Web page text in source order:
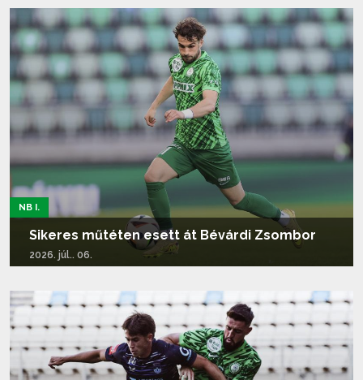
NB I.
Sikeres műtéten esett át Bévárdi Zsombor
2026. júl.. 06.